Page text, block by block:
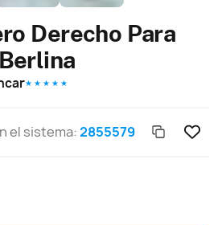
Derecho Para
★ ★ ★ ★ ★
el sistema:2855579